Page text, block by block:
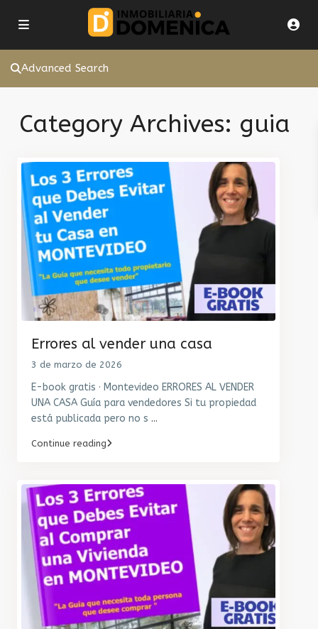
Advanced Search
Category Archives: guia
Errores al vender una casa
3 de marzo de 2026
E-book gratis · Montevideo ERRORES AL VENDER
UNA CASA Guía para vendedores Si tu propiedad
está publicada pero no s ...
Continue reading